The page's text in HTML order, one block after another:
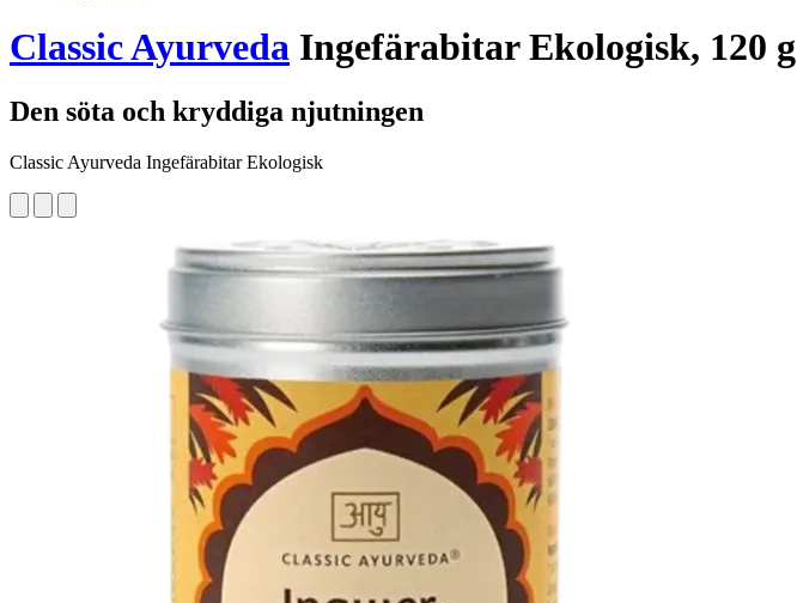
Classic Ayurveda Ingefärabitar Ekologisk, 120 g
Den söta och kryddiga njutningen
Classic Ayurveda Ingefärabitar Ekologisk